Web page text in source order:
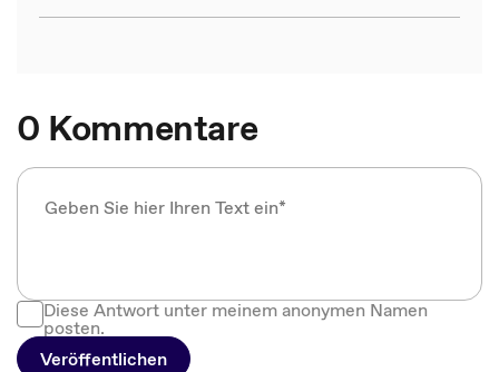
0 Kommentare
Diese Antwort unter meinem anonymen Namen
posten.
Veröffentlichen